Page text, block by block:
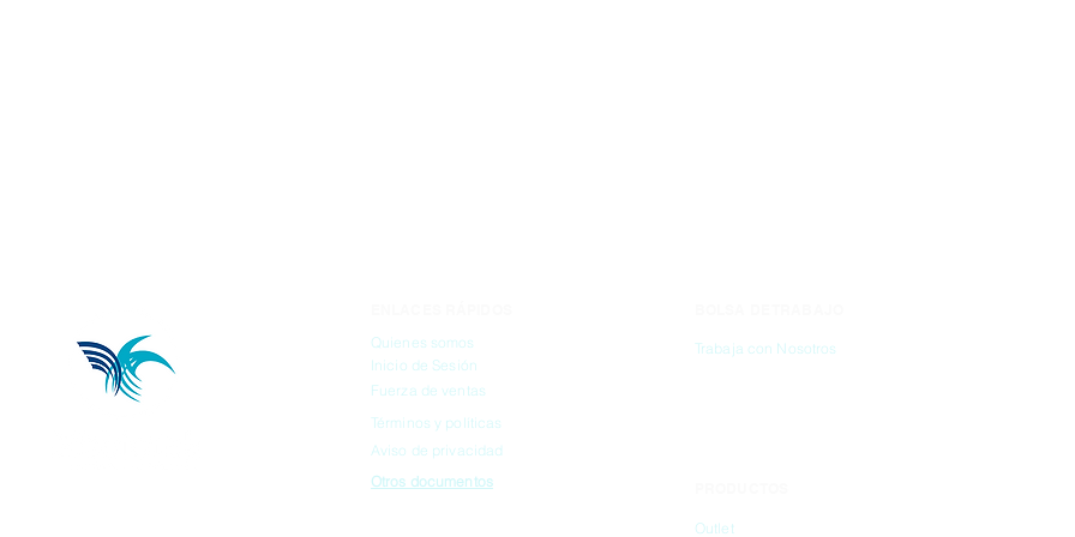
Quienes somos
Inicio de Sesión
Fuerza de ventas
Términos y políticas
Aviso de privacidad
Otros documentos
Trabaja con Nosotros
Outlet